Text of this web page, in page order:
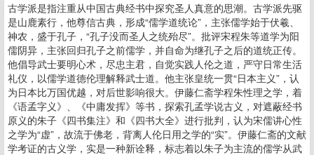
古学派是指注重从中国古典经书中探究圣人真意的思潮。古学派先驱
是山鹿素行，他尊信古典，形成“儒学道统论”，主张儒学始于伏羲、
神农，盛于孔子，“孔子没而圣人之统殆尽”。批评宋程朱等道学为阳
儒阴异，主张回归孔子之前儒学，并自命为继孔子之后的道统正传。
他倡导武士要明心术，尽忠主君，自觉实践人伦之道，严守日常生活
礼仪，以儒学道德伦理解释武士道。他主张皇统一贯“日本主义”，认
为日本比万国优越，对后世影响很大。伊藤仁斋学程朱性理之学，着
《语孟字义》、《中庸发挥》等书，探索孔孟学说古义，对遮蔽经书
原义的朱子《四书集注》和《四书大全》进行批判，认为宋儒讲心性
之学为“虚”，故流于佛老，背离人伦日用之学的“实”。伊藤仁斋的文献
学考证的古义学，实是一种新诠释，标志着以朱子为主流的儒学从武